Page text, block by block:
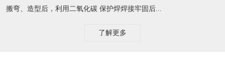
搬弯、造型后，利用二氧化碳 保护焊焊接牢固后...
了解更多